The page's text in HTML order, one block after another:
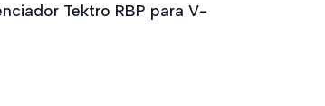
Tektro RBP para V-